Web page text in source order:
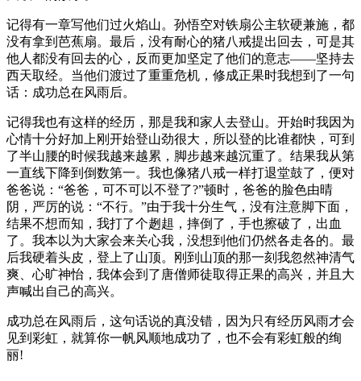
记得有一章写他们过火焰山。孙悟空对铁扇公主软硬兼施，都
没有拿到芭蕉扇。最后，没有耐心的猪八戒提出回去，可是其
他人都没有回去的心，反而更加坚定了他们的意志——坚持去
西天取经。当他们渡过了重重危机，修成正果时我想到了一句
话：成功总在风雨后。
记得我也有这样的经历，那是我和家人去登山。开始时我因为
心情十分好加上刚开始登山劲很大，所以登的比谁都快，可到
了半山腰的时候我越来越累，脚步越来越沉重了。结果我从第
一直线下降到倒数第一。我也像猪八戒一样打退堂鼓了，便对
爸爸说：“爸爸，可不可以不登了?”顿时，爸爸的脸色由晴
阴，严厉的说：“不行。”由于我十分生气，没有注意脚下面，
结果不想而知，我打了个趔趄，摔倒了，手也擦破了，出血
了。我本以为大家会来关心我，没想到他们仍然各走各的。最
后我硬着头皮，登上了山顶。刚到山顶的那一刻我忽然神清气
爽、心旷神怡，我体会到了唐僧师徒取得正果的高兴，并且大
声喊出自己的高兴。
成功总在风雨后，这句话说的真没错，因为只有经历风雨才会
见到彩虹，就算你一帆风顺地成功了，也不会有彩虹般的绚
丽!